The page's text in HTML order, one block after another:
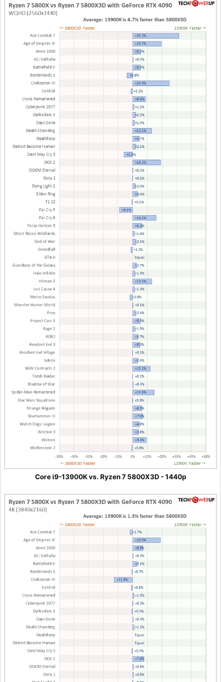
Core i9-13900K vs. Ryzen 7 5800X3D - 1440p